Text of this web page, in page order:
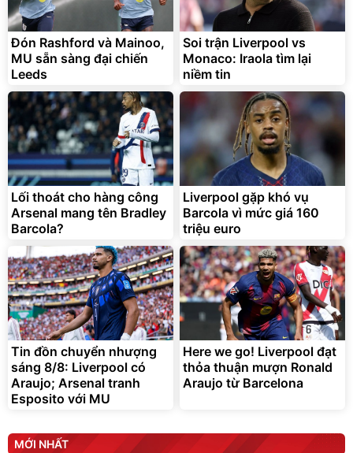
Bạt phủ xe ô tô cao cấp,
tráng nhôm 03 lớp
392.000đ
325.000đ
Đã bán nhiều
Xe đạp điện trợ lực G-
Force C14 gấp gọn bỏ cốp
tiện lợi
9.900.000 đ
7.092.000đ
Đang xem nhiều
G-FORCE VIETNA
Đón Rashford và Mainoo,
MU sẵn sàng đại chiến
Leeds
Soi trận Liverpool vs
Monaco: Iraola tìm lại
niềm tin
Lối thoát cho hàng công
Arsenal mang tên Bradley
Barcola?
Liverpool gặp khó vụ
Barcola vì mức giá 160
triệu euro
Tin đồn chuyển nhượng
sáng 8/8: Liverpool có
Araujo; Arsenal tranh
Esposito với MU
Here we go! Liverpool đạt
thỏa thuận mượn Ronald
Araujo từ Barcelona
MỚI NHẤT